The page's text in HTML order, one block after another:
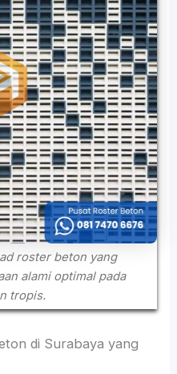
roster beton yang
alami optimal pada
tropis.
di Surabaya yang